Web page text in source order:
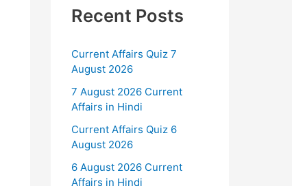
Recent Posts
Current Affairs Quiz 7
August 2026
7 August 2026 Current
Affairs in Hindi
Current Affairs Quiz 6
August 2026
6 August 2026 Current
Affairs in Hindi